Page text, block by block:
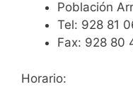
Población
Tel: 928 81
Fax: 928 80
Horario: